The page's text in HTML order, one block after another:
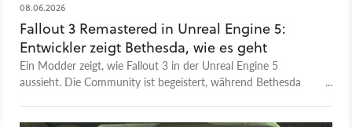
08.06.2026
Fallout 3 Remastered in Unreal Engine 5:
Entwickler zeigt Bethesda, wie es geht
Ein Modder zeigt, wie Fallout 3 in der Unreal Engine 5
aussieht. Die Community ist begeistert, während Bethesda